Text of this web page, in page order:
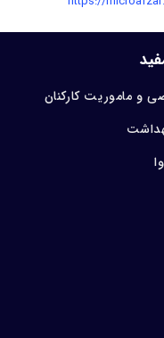
و ماموریت کارکنان